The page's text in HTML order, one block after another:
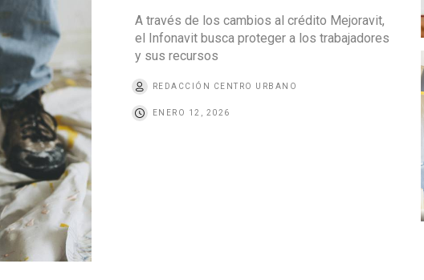
A través de los cambios al crédito Mejoravit,
el Infonavit busca proteger a los trabajadores
y sus recursos
REDACCIÓN CENTRO URBANO
ENERO 12, 2026